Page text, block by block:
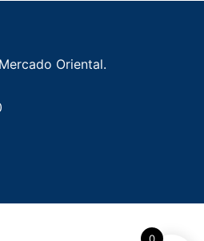
Oriental.